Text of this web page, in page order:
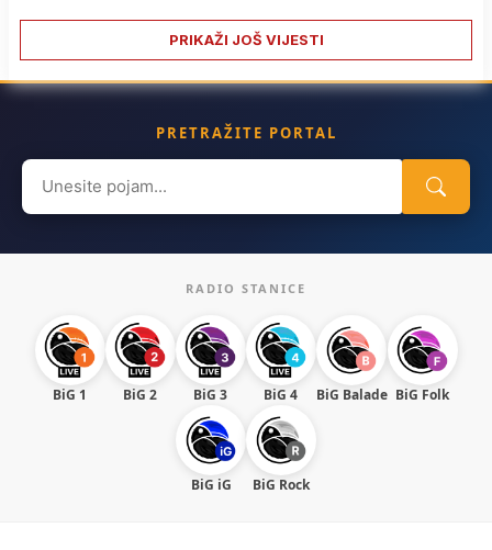
PRIKAŽI JOŠ VIJESTI
PRETRAŽITE PORTAL
Search
for:
RADIO STANICE
BiG 1 BiG 2 BiG 3 BiG 4 BiG Balade BiG Folk
BiG iG BiG Rock